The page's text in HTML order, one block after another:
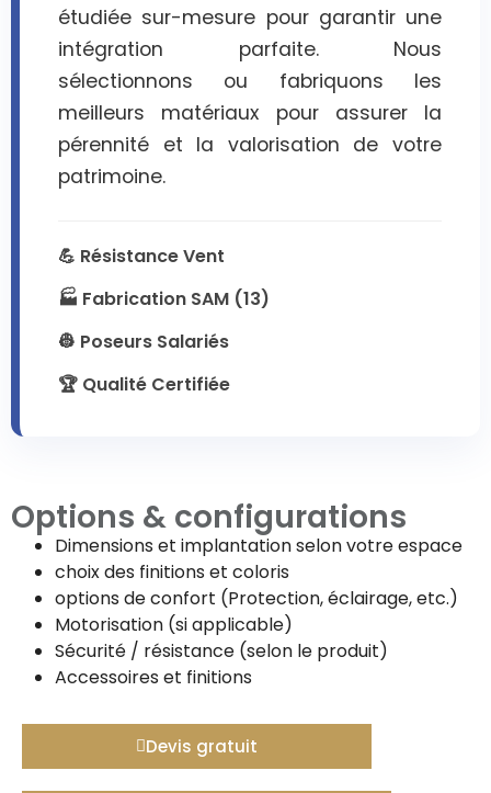
étudiée sur-mesure pour garantir une
intégration parfaite. Nous
sélectionnons ou fabriquons les
meilleurs matériaux pour assurer la
pérennité et la valorisation de votre
patrimoine.
💪 Résistance Vent
🏭 Fabrication SAM (13)
👷 Poseurs Salariés
🏆 Qualité Certifiée
Options & configurations
Dimensions et implantation selon votre espace
choix des finitions et coloris
options de confort (Protection, éclairage, etc.)
Motorisation (si applicable)
Sécurité / résistance (selon le produit)
Accessoires et finitions
Devis gratuit